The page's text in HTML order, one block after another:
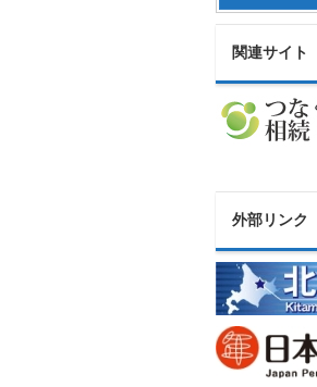
関連サイト
外部リンク